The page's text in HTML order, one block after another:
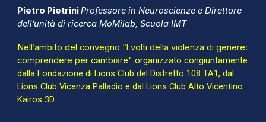
Pietro PietriniProfessore in Neuroscienze e Direttore
dell’unità di ricerca MoMilab, Scuola IMT
Nell’ambito del convegno “I volti della violenza di genere:
comprendere per cambiare"organizzato congiuntamente
dalla Fondazione di Lions Club del Distretto 108 TA1, dal
Lions Club Vicenza Palladio e dal Lions Club Alto Vicentino
Kairos 3D